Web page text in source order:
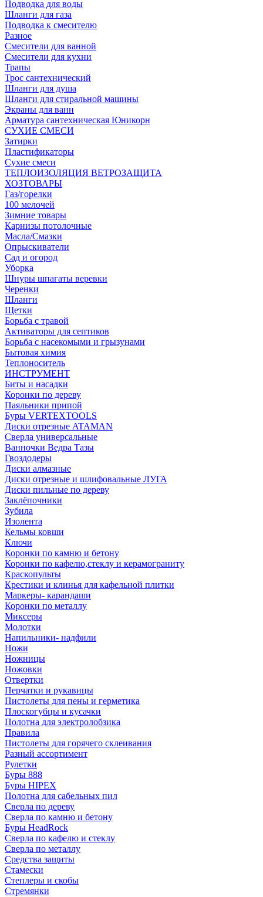
Подводка для воды
Шланги для газа
Подводка к смесителю
Разное
Смесители для ванной
Смесители для кухни
Трапы
Трос сантехнический
Шланги для душа
Шланги для стиральной машины
Экраны для ванн
Арматура сантехническая Юникорн
СУХИЕ СМЕСИ
Затирки
Пластификаторы
Сухие смеси
ТЕПЛОИЗОЛЯЦИЯ ВЕТРОЗАЩИТА
ХОЗТОВАРЫ
Газ/горелки
100 мелочей
Зимние товары
Карнизы потолочные
Масла/Смазки
Опрыскиватели
Сад и огород
Уборка
Шнуры шпагаты веревки
Черенки
Шланги
Щетки
Борьба с травой
Активаторы для септиков
Борьба с насекомыми и грызунами
Бытовая химия
Теплоноситель
ИНСТРУМЕНТ
Биты и насадки
Коронки по дереву
Паяльники припой
Буры VERTEXTOOLS
Диски отрезные ATAMAN
Сверла универсальные
Ванночки Ведра Тазы
Гвоздодеры
Диски алмазные
Диски отрезные и шлифовальные ЛУГА
Диски пильные по дереву
Заклёпочники
Зубила
Изолента
Кельмы ковши
Ключи
Коронки по камню и бетону
Коронки по кафелю,стеклу и керамограниту
Краскопульты
Крестики и клинья для кафельной плитки
Маркеры- карандаши
Коронки по металлу
Миксеры
Молотки
Напильники- надфили
Ножи
Ножницы
Ножовки
Отвертки
Перчатки и рукавицы
Пистолеты для пены и герметика
Плоскогубцы и кусачки
Полотна для электролобзика
Правила
Пистолеты для горячего склеивания
Разный ассортимент
Рулетки
Буры 888
Буры HIPEX
Полотна для сабельных пил
Сверла по дереву
Сверла по камню и бетону
Буры HeadRock
Сверла по кафелю и стеклу
Сверла по металлу
Средства защиты
Стамески
Степлеры и скобы
Стремянки